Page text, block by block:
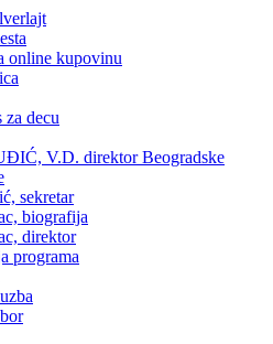
online kupovinu
decu
V.D. direktor Beogradske
sekretar
biografija
direktor
programa